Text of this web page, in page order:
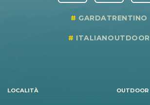
GARDATRENTINO
ITALIANOUTDOOR
LOCALITÀ OUTDOOR